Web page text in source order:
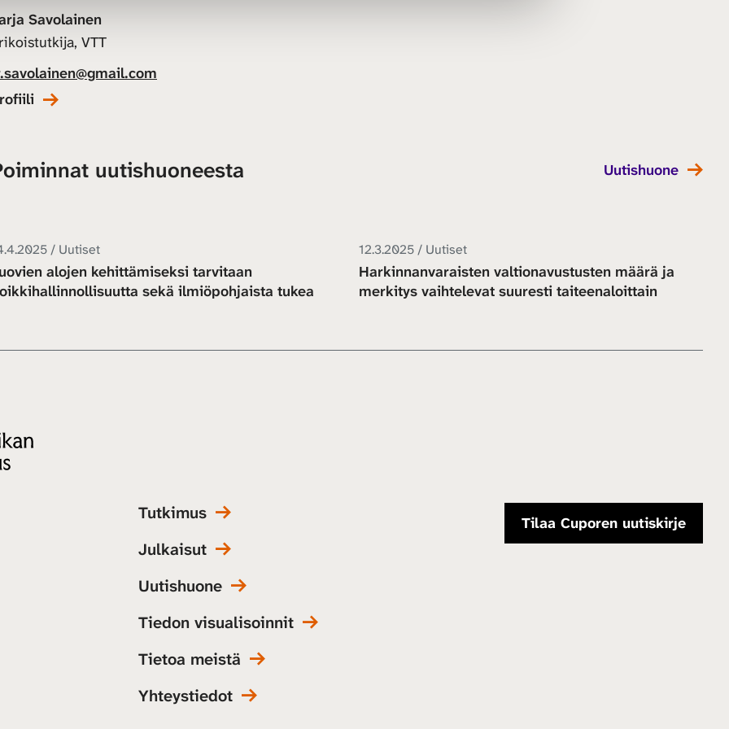
Savolainen
VTT
uutishuoneesta Uutishuone
/ Uutiset
alojen kehittämiseksi tarvitaan
sekä ilmiöpohjaista tukea
12.3.2025 / Uutiset
Harkinnanvaraisten valtionavustusten määrä ja
merkitys vaihtelevat suuresti taiteenaloittain
Tutkimus
Julkaisut
Uutishuone
Tiedon visualisoinnit
Tietoa meistä
Yhteystiedot
Tilaa Cuporen uutiskirje